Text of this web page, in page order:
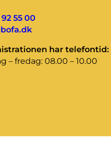
55 00
har telefontid:
– fredag: 08.00 – 10.00